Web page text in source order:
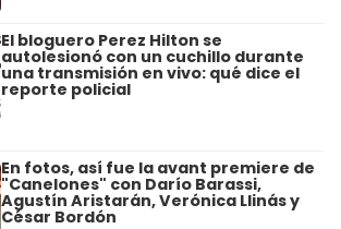
El bloguero Perez Hilton se
autolesionó con un cuchillo durante
una transmisión en vivo: qué dice el
reporte policial
En fotos, así fue la avant premiere de
"Canelones" con Darío Barassi,
Agustín Aristarán, Verónica Llinás y
César Bordón